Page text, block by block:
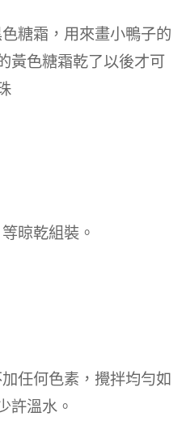
糖霜，用來畫小鴨子的
黃色糖霜乾了以後才可
晾乾組裝。
任何色素，攪拌均勻如
許溫水。